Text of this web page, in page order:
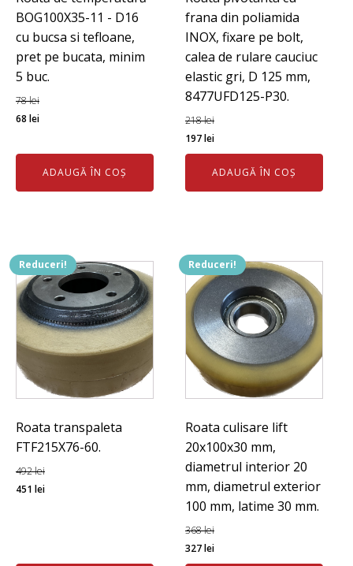
BOG100X35-11 - D16
cu bucsa si tefloane,
pret pe bucata, minim
5 buc.
78lei
Prețul
a
fost:
78 lei.
68 leiPrețul
este:
68 lei.
ADAUGĂ ÎN COȘ
frana din poliamida
INOX, fixare pe bolt,
calea de rulare cauciuc
elastic gri, D 125 mm,
8477UFD125-P30.
218lei
Prețul
inițial
fost:
197leiPrețul
curent
este:
197 lei.
ADAUGĂ ÎN COȘ
Reduceri!
Roata transpaleta
FTF215X76-60.
492lei
Prețul
451 leiPrețul
Reduceri!
Roata culisare lift
20x100x30 mm,
diametrul interior 20
mm, diametrul exterior
100 mm, latime 30 mm.
368lei
Prețul
327leiPrețul